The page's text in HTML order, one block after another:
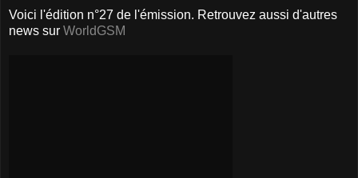
Voici l'édition n°27 de l'émission. Retrouvez aussi d'autres
news sur WorldGSM